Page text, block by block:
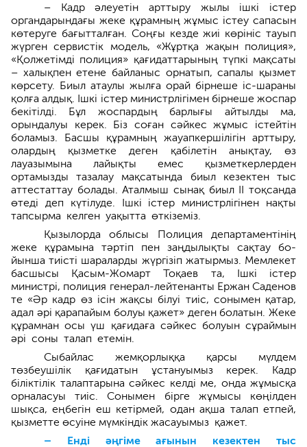
– Кадр әлеуетін арттыру жылы ішкі істер
органдарындағы жеке құрамның жұмыс істеу сапасын
көтеру­ге бағытталған. Соңғы кезде жиі көрініс тауып
жүрген сервистік модель, «Жұртқа жақын полиция»,
«Қолжетімді полиция» қағидаттарының түпкі мақсаты
– халықпен етене байланыс орнатып, сапалы қызмет
көрсету. Биыл атаулы жылға орай бірнеше іс-шараны
қолға алдық. Ішкі істер министрлігімен бірнеше жоспар
бекітілді. Бұл жоспардың барлығы айтылды ма,
орындалуы керек. Біз соған сәйкес жұмыс істейтін
боламыз. Басшы құрамның жауапкершілігін арттыру,
олардың қызметке деген қабілетін анықтау, өз
лауазымына лайықты емес қызметкерлерден
ортамызды тазалау мақсатында биыл кезектен тыс
аттестаттау болады. Аталмыш сынақ биыл ІІ тоқсанда
өтеді деп күтілуде. Ішкі істер министрлігінен нақты
тапсырма келген уақытта өткіземіз.
Қызылорда облысы Полиция департаментінің
жеке құрамына тәртіп пен заңдылықты сақтау бо­
йынша тиісті шараларды жүргізіп жатырмыз. Мемлекет
басшысы Қасым-Жомарт Тоқаев та, Ішкі істер
министрі, полиция генерал-лейтенанты Ержан Саденов
те «Әр кадр өз ісін жақсы білуі тиіс, сонымен қатар,
адал әрі қарапайым болуы қажет» деген болатын. Жеке
құрамнан осы үш қағидаға сәйкес болуын сұраймын
әрі соны талап етемін.
Сыбайлас жемқорлыққа қарсы мүлдем
төзбеушілік қағидатын ұстануымыз керек. Кадр
біліктілік талаптарына сәйкес келді ме, онда жұмысқа
орналасуы тиіс. Сонымен бірге жұмысы көңілден
шықса, еңбегін еш кетірмей, одан ақша талап етпей,
қызметте өсуіне мүмкіндік жасауымыз қажет.
– Енді әңгіме ағынын кезектен тыс